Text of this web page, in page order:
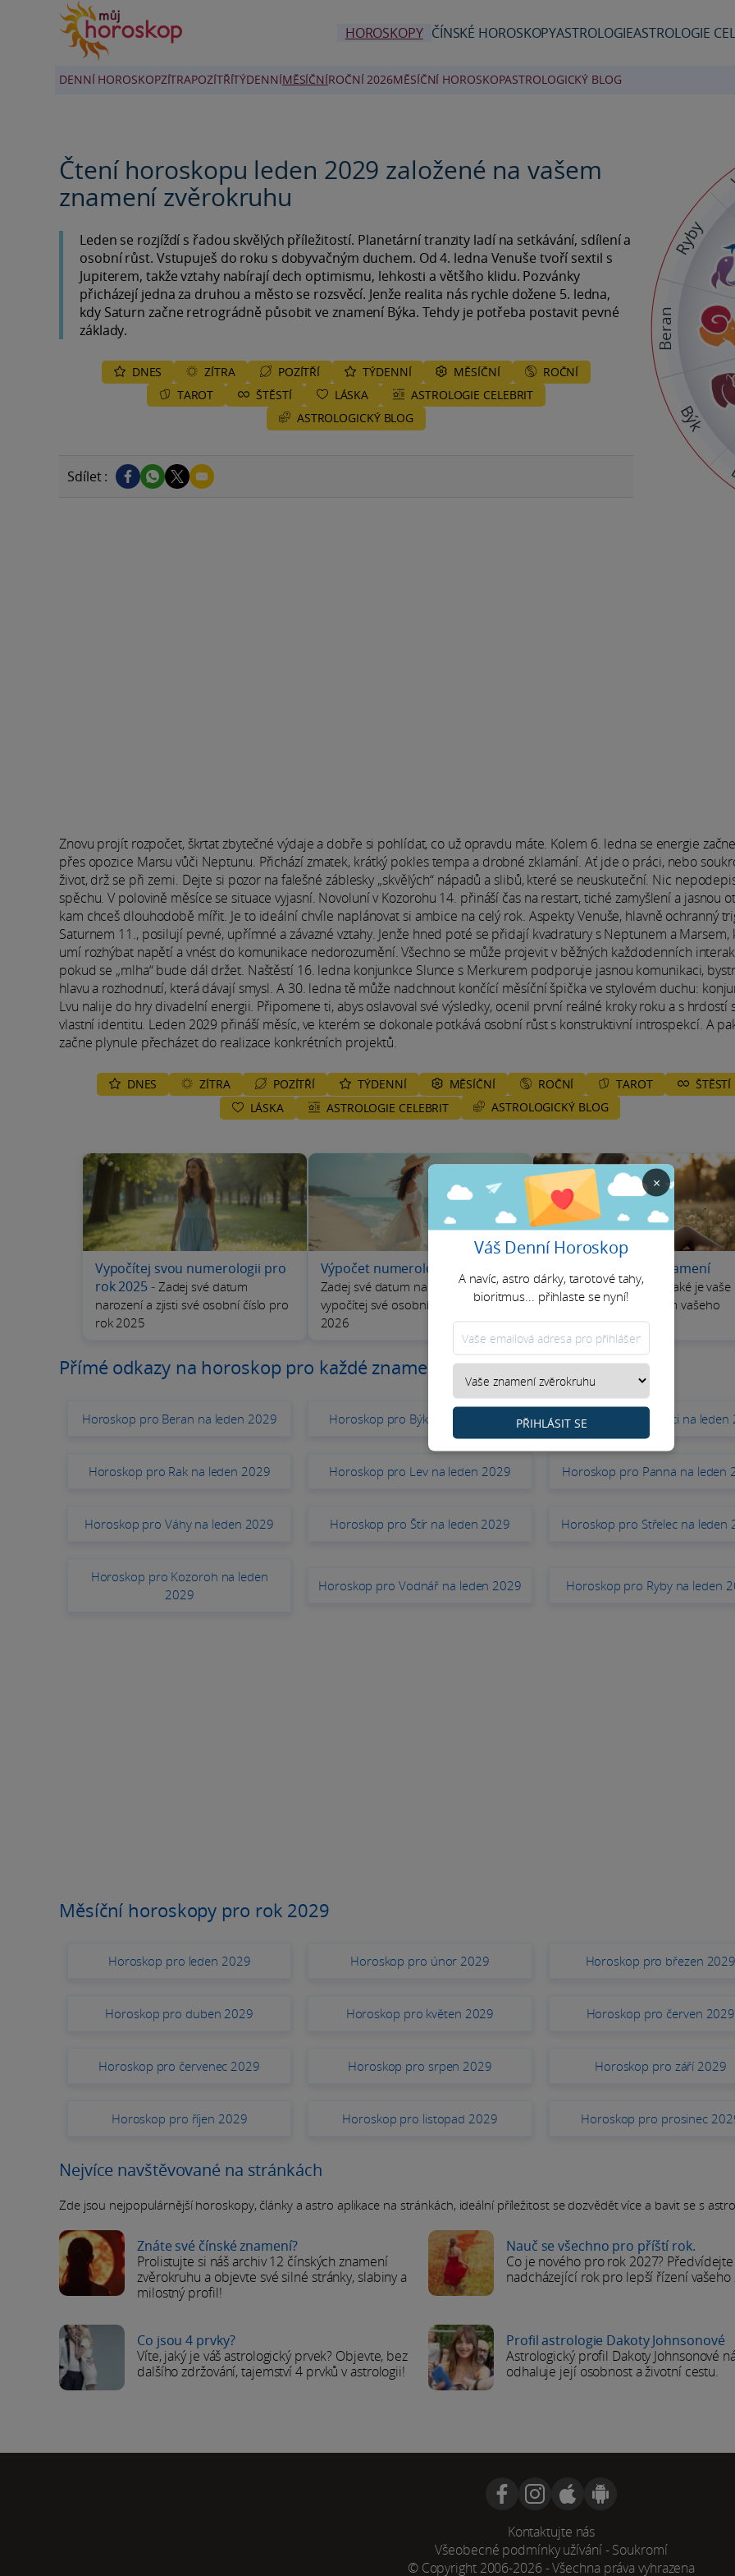
HOROSKOPY ČÍNSKÉ HOROSKOPYASTROLOGIEASTROLOGIE
DENNÍ HOROSKOPZÍTRAPOZÍTŘÍTÝDENNÍMĚSÍČNÍROČNÍ 2026MĚSÍČNÍ HOROSKOPASTROLOGICKÝ BLOG
Čtení horoskopu leden 2029 založené na vašem
znamení zvěrokruhu
Leden se rozjíždí s řadou skvělých příležitostí. Planetární tranzity ladí na setkávání, sdílení a
osobní růst. Vstupuješ do roku s dobyvačným duchem. Od 4. ledna Venuše tvoří sextil s
Jupiterem, takže vztahy nabírají dech optimismu, lehkosti a většího klidu. Pozvánky
přicházejí jedna za druhou a město se rozsvěcí. Jenže realita nás rychle dožene 5. ledna,
kdy Saturn začne retrográdně působit ve znamení Býka. Tehdy je potřeba postavit pevné
základy.
DNES ZÍTRA POZÍTŘÍ TÝDENNÍ MĚSÍČNÍ
ROČNÍ
TAROT
ŠTĚSTÍ LÁSKA
ASTROLOGIE CELEBRIT
ASTROLOGICKÝ BLOG
Sdílet :
Beran
Býk
Ryby
Znovu projít rozpočet, škrtat zbytečné výdaje a dobře si pohlídat, co už opravdu máte. Kolem 6. ledna se energie
přes opozice Marsu vůči Neptunu. Přichází zmatek, krátký pokles tempa a drobné zklamání. Ať jde o práci, nebo
život, drž se při zemi. Dejte si pozor na falešné záblesky „skvělých“ nápadů a slibů, které se neuskuteční. Nic
spěchu. V polovině měsíce se situace vyjasní. Novoluní v Kozorohu 14. přináší čas na restart, tiché zamyšlení a jasnou
kam chceš dlouhodobě mířit. Je to ideální chvíle naplánovat si ambice na celý rok. Aspekty Venuše, hlavně ochranný
Saturnem 11., posilují pevné, upřímné a závazné vztahy. Jenže hned poté se přidají kvadratury s Neptunem a Marsem,
umí rozhýbat napětí a vnést do komunikace nedorozumění. Všechno se může projevit v běžných každodenních
pokud se „mlha“ bude dál držet. Naštěstí 16. ledna konjunkce Slunce s Merkurem podporuje jasnou komunikaci,
hlavu a rozhodnutí, která dávají smysl. A 30. ledna tě může nadchnout končící měsíční špička ve stylovém duchu:
Lvu nalije do hry divadelní energii. Připomene ti, abys oslavoval své výsledky, ocenil první reálné kroky roku a s hrdostí
vlastní identitu. Leden 2029 přináší měsíc, ve kterém se dokonale potkává osobní růst s konstruktivní introspekcí. A
začne plynule přecházet do realizace konkrétních projektů.
DNES ZÍTRA POZÍTŘÍ TÝDENNÍ MĚSÍČNÍ ROČNÍ TAROT
ŠTĚSTÍ
LÁSKA
ASTROLOGIE CELEBRIT ASTROLOGICKÝ BLOG
Vypočítej svou numerologii pro
rok 2025- Zadej své datum
narození a zjisti své osobní číslo pro
rok 2025
Výpočet numerologie 2026
Zadej své datum narození a
vypočítej své osobní číslo pro rok
2026
Zjistěte své čínské znamení
zvěrokruhu -Zjistěte, jaké je vaše
čínské znamení zadáním vašeho
Přímé odkazy na horoskop pro každé znamení pro leden 2029
Horoskop pro Beran na leden 2029 Horoskop pro Býk na leden 2029 Horoskop pro Blíženci na leden
Horoskop pro Rak na leden 2029 Horoskop pro Lev na leden 2029 Horoskop pro Panna na leden
Horoskop pro Váhy na leden 2029 Horoskop pro Štír na leden 2029 Horoskop pro Střelec na leden
Horoskop pro Kozoroh na leden
2029
Horoskop pro Vodnář na leden 2029 Horoskop pro Ryby na leden
Měsíční horoskopy pro rok 2029
Horoskop pro leden 2029 Horoskop pro únor 2029 Horoskop pro březen 2029
Horoskop pro duben 2029 Horoskop pro květen 2029 Horoskop pro červen 2029
Horoskop pro červenec 2029 Horoskop pro srpen 2029 Horoskop pro září 2029
Horoskop pro říjen 2029 Horoskop pro listopad 2029 Horoskop pro prosinec
Nejvíce navštěvované na stránkách
Zde jsou nejpopulárnější horoskopy, články a astro aplikace na stránkách, ideální příležitost se dozvědět více a bavit se s
Znáte své čínské znamení?
Prolistujte si náš archiv 12 čínských znamení
zvěrokruhu a objevte své silné stránky, slabiny a
milostný profil!
Nauč se všechno pro příští rok.
Co je nového pro rok 2027? Předvídejte
nadcházející rok pro lepší řízení vašeho
Co jsou 4 prvky?
Víte, jaký je váš astrologický prvek? Objevte, bez
dalšího zdržování, tajemství 4 prvků v astrologii!
Profil astrologie Dakoty Johnsonové
Astrologický profil Dakoty Johnsonové
odhaluje její osobnost a životní cestu.
Kontaktujte nás
Všeobecné podmínky užívání-Soukromí
© Copyright 2006-2026 - Všechna práva vyhrazena
×
Váš Denní Horoskop
A navíc, astro dárky, tarotové tahy,
bioritmus... přihlaste se nyní!
PŘIHLÁSIT SE